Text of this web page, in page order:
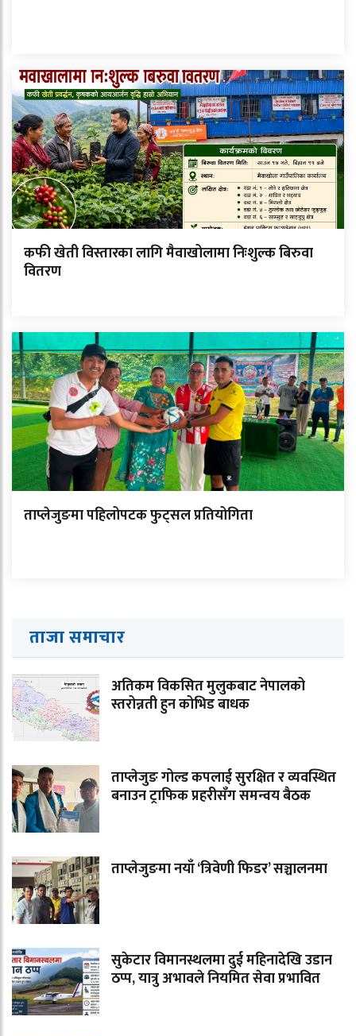
कफी खेती विस्तारका लागि मैवाखोलामा निःशुल्क बिरुवा
वितरण
ताप्लेजुङमा पहिलोपटक फुट्सल प्रतियोगिता
ताजा समाचार
अतिकम विकसित मुलुकबाट नेपालको
स्तरोन्नती हुन कोभिड बाधक
ताप्लेजुङ गोल्ड कपलाई सुरक्षित र व्यवस्थित
बनाउन ट्राफिक प्रहरीसँग समन्वय बैठक
ताप्लेजुङमा नयाँ ‘त्रिवेणी फिडर’ सञ्चालनमा
सुकेटार विमानस्थलमा दुई महिनादेखि उडान
ठप्प, यात्रु अभावले नियमित सेवा प्रभावित